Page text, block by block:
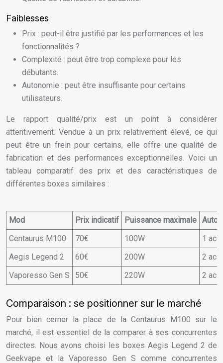
Faiblesses
Prix : peut-il être justifié par les performances et les
fonctionnalités ?
Complexité : peut être trop complexe pour les
débutants.
Autonomie : peut être insuffisante pour certains
utilisateurs.
Le rapport qualité/prix est un point à considérer
attentivement. Vendue à un prix relativement élevé, ce qui
peut être un frein pour certains, elle offre une qualité de
fabrication et des performances exceptionnelles. Voici un
tableau comparatif des prix et des caractéristiques de
différentes boxes similaires :
Mod Prix indicatif Puissance maximale
Centaurus M100
70€ 100W
1
Aegis Legend 2
60€ 200W
2
Vaporesso Gen S
50€ 220W 2
Comparaison : se positionner sur le marché
Pour bien cerner la place de la Centaurus M100 sur le
marché, il est essentiel de la comparer à ses concurrentes
directes. Nous avons choisi les boxes Aegis Legend 2 de
Geekvape et la Vaporesso Gen S comme concurrentes